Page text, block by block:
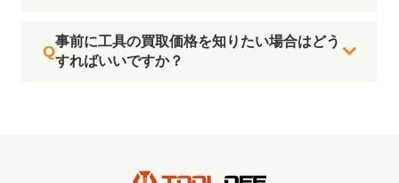
事前に工具の買取価格を知りたい場合はどう
すればいいですか？